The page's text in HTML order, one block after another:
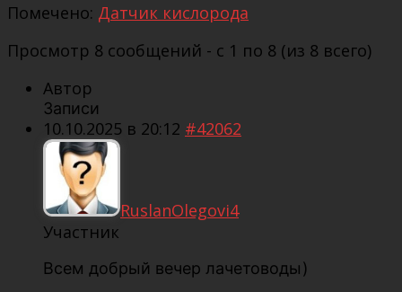
Помечено: Датчик кислорода
Просмотр 8 сообщений - с 1 по 8 (из 8 всего)
Автор
Записи
10.10.2025 в 20:12 #42062
RuslanOlegovi4
Участник
Всем добрый вечер лачетоводы)